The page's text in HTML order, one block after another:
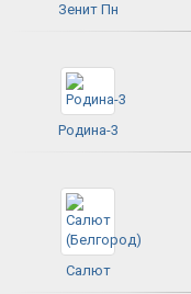
Зенит Пн
Родина-3
Салют